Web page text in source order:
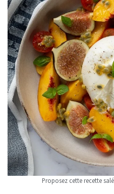
Proposez cette recette